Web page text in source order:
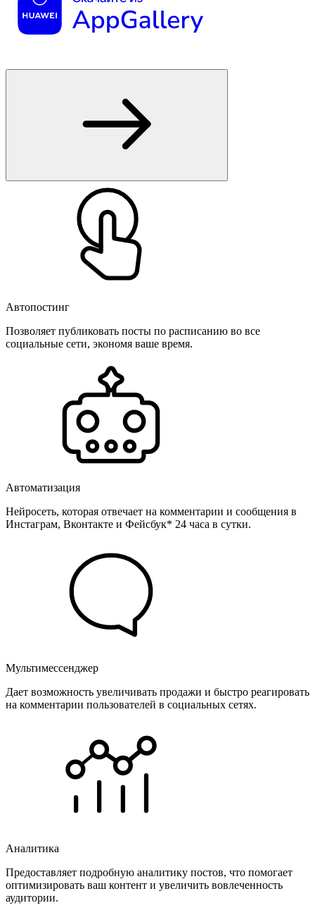
Автопостинг
Позволяет публиковать посты по расписанию во все
социальные сети, экономя ваше время.
Автоматизация
Нейросеть, которая отвечает на комментарии и сообщения в
Инстаграм, Вконтакте и Фейсбук* 24 часа в сутки.
Мультимессенджер
Дает возможность увеличивать продажи и быстро реагировать
на комментарии пользователей в социальных сетях.
Аналитика
Предоставляет подробную аналитику постов, что помогает
оптимизировать ваш контент и увеличить вовлеченность
аудитории.